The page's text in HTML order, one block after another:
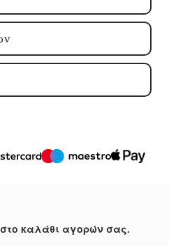
καλάθι αγορών σας.